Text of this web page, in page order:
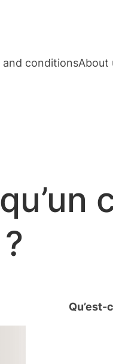
and conditionsAbout